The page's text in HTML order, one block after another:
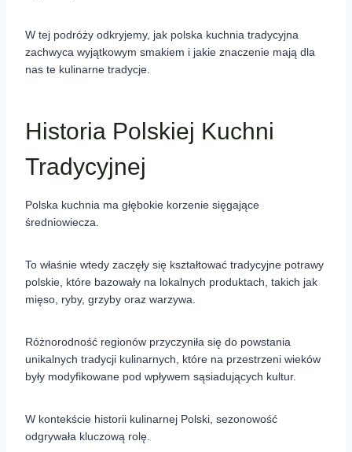
W tej podróży odkryjemy, jak polska kuchnia tradycyjna
zachwyca wyjątkowym smakiem i jakie znaczenie mają dla
nas te kulinarne tradycje.
Historia Polskiej Kuchni
Tradycyjnej
Polska kuchnia ma głębokie korzenie sięgające
średniowiecza.
To właśnie wtedy zaczęły się kształtować tradycyjne potrawy
polskie, które bazowały na lokalnych produktach, takich jak
mięso, ryby, grzyby oraz warzywa.
Różnorodność regionów przyczyniła się do powstania
unikalnych tradycji kulinarnych, które na przestrzeni wieków
były modyfikowane pod wpływem sąsiadujących kultur.
W kontekście historii kulinarnej Polski, sezonowość
odgrywała kluczową rolę.